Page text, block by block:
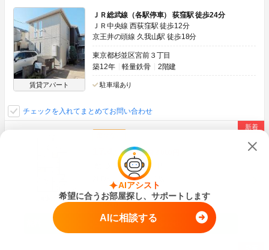
賃貸アパート
ＪＲ総武線（各駅停車） 荻窪駅 徒歩24分
ＪＲ中央線 西荻窪駅 徒歩12分
京王井の頭線 久我山駅 徒歩18分
東京都杉並区宮前３丁目
築12年
軽量鉄骨 2階建
駐車場あり
チェックを入れてまとめてお問い合わせ
画像：20枚
万円 管理費
礼 34.8万円
49.04m2
ネット無料 ペット可(相談)
角部屋
南向き
空室状況をお問い合わせ
AIアシスト
希望に合うお部屋探し、サポートします
AIに相談する